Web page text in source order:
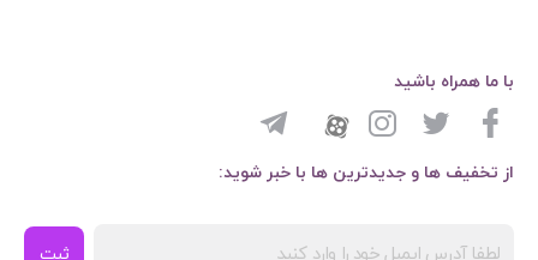
از تخفیف ها و جدیدترین ها با خبر شوید:
ثبت
با ما همراه باشید